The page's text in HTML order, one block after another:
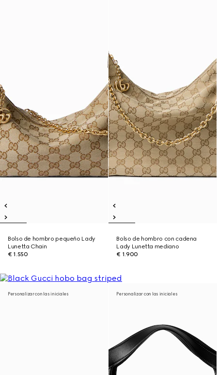
Bolso de hombro pequeño Lady
Lunetta Chain
€ 1.550
Bolso de hombro con cadena
Lady Lunetta mediano
€ 1.900
Personalizar con las iniciales Personalizar con las iniciales